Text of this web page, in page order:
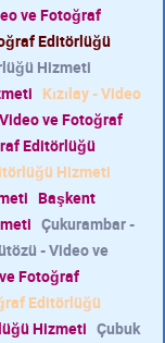
ve Fotoğraf
Editörlüğü
Hizmeti
Kızılay - Video
ve Fotoğraf
Editörlüğü
Hizmeti
Başkent
Çukurambar -
- Video ve
Fotoğraf
Editörlüğü
Hizmeti Çubuk